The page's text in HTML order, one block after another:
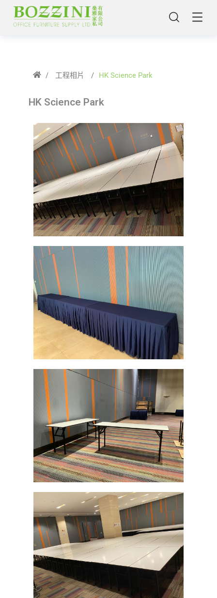
主頁
/ 工程相片 / HK Science Park
HK Science Park